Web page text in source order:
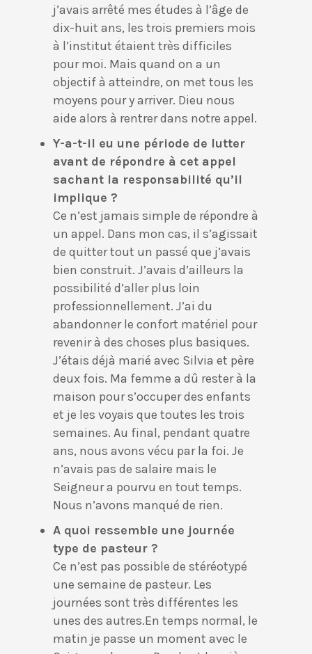
j’avais arrêté mes études à l’âge de
dix-huit ans, les trois premiers mois
à l’institut étaient très difficiles
pour moi. Mais quand on a un
objectif à atteindre, on met tous les
moyens pour y arriver. Dieu nous
aide alors à rentrer dans notre appel.
Y-a-t-il eu une période de lutter
avant de répondre à cet appel
sachant la responsabilité qu’il
implique ?
Ce n’est jamais simple de répondre à
un appel. Dans mon cas, il s’agissait
de quitter tout un passé que j’avais
bien construit. J’avais d’ailleurs la
possibilité d’aller plus loin
professionnellement. J’ai du
abandonner le confort matériel pour
revenir à des choses plus basiques.
J’étais déjà marié avec Silvia et père
deux fois. Ma femme a dû rester à la
maison pour s’occuper des enfants
et je les voyais que toutes les trois
semaines. Au final, pendant quatre
ans, nous avons vécu par la foi. Je
n’avais pas de salaire mais le
Seigneur a pourvu en tout temps.
Nous n’avons manqué de rien.
A quoi ressemble une journée
type de pasteur ?
Ce n’est pas possible de stéréotypé
une semaine de pasteur. Les
journées sont très différentes les
unes des autres.En temps normal, le
matin je passe un moment avec le